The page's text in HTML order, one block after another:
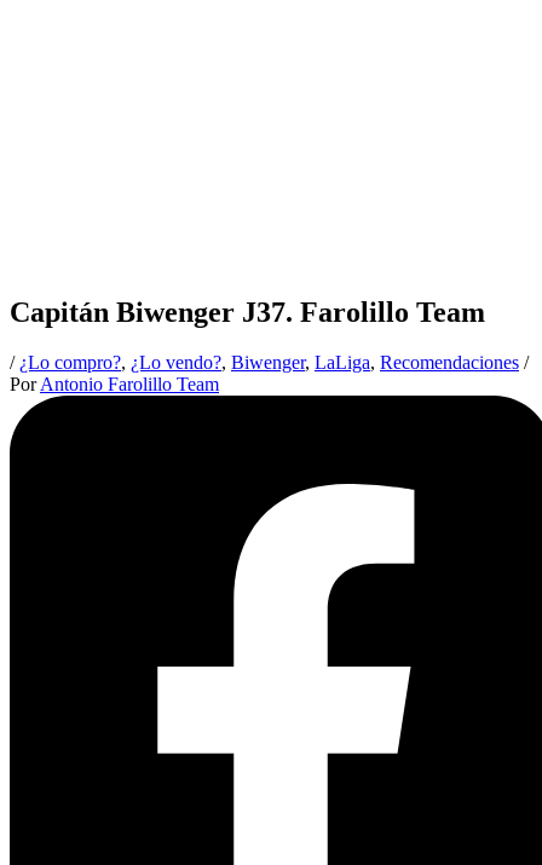
Capitán Biwenger J37. Farolillo Team
/¿Lo compro?, ¿Lo vendo?, Biwenger, LaLiga, Recomendaciones /
PorAntonio Farolillo Team